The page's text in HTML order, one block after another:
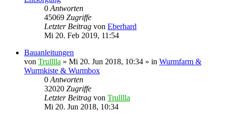
0 Antworten
45069 Zugriffe
Letzter Beitrag von Eberhard
Mi 20. Feb 2019, 11:54
Bauanleitungen
von Trulllla » Mi 20. Jun 2018, 10:34 » in Wurmfarm &
Wurmkiste & Wurmbox
0 Antworten
32020 Zugriffe
Letzter Beitrag von Trulllla
Mi 20. Jun 2018, 10:34